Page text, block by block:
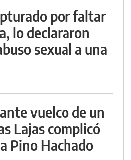
por faltar
lo declararon
sexual a una
vuelco de un
Lajas complicó
Pino Hachado